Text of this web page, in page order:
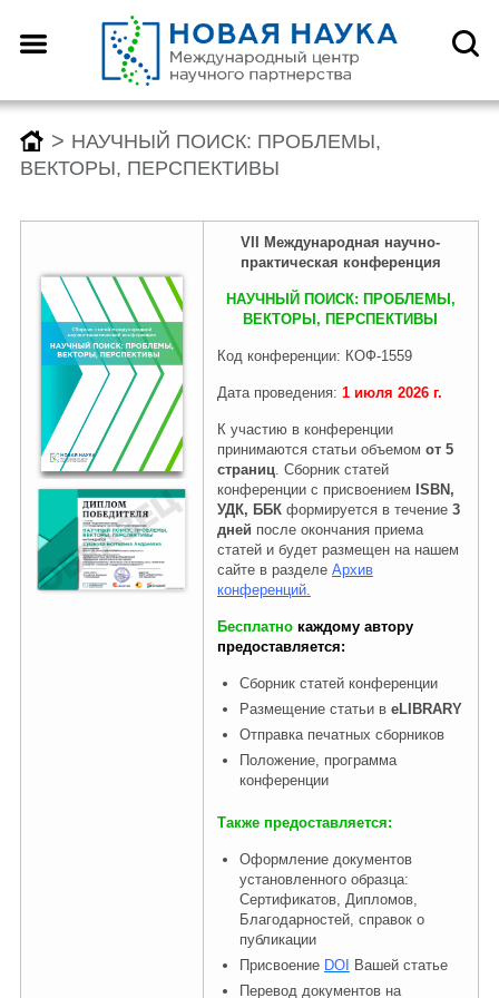
Назад
О центре
Как оформить научную
статью для публикации
Отзывы
Редколлегия
Правовая информация
Назад
Конференции
Заявка (регистрация) на
конференцию
Архив конференций 2026
2025-2019
Назад
Монографии
Заявка на публикацию
монографии
Архив монографий 2026
2025-2019
Назад
Конкурсы
Заявка (регистрация) на
конкурс
Архив конкурсов 2026
2025-2019
> НАУЧНЫЙ ПОИСК: ПРОБЛЕМЫ,
ВЕКТОРЫ, ПЕРСПЕКТИВЫ
VII Международная научно-
практическая конференция
НАУЧНЫЙ ПОИСК: ПРОБЛЕМЫ,
ВЕКТОРЫ, ПЕРСПЕКТИВЫ
Код конференции: КОФ-1559
Дата проведения: 1 июля 2026г.
К участию в конференции
принимаются статьи объемом от 5
страниц. Сборник статей
конференции с присвоением ISBN,
УДК, ББКформируется в течение3
дней после окончания приема
статей и будет размещен на нашем
сайте в разделе Архив
конференций.
Бесплатно каждому автору
предоставляется:
Сборник статей конференции
Размещение статьи в eLIBRARY
Отправка печатных сборников
Положение, программа
конференции
Также предоставляется:
Оформление документов
установленного образца:
Сертификатов, Дипломов,
Благодарностей, справок о
публикации
Присвоение DOI
Вашей статье
Перевод документов на